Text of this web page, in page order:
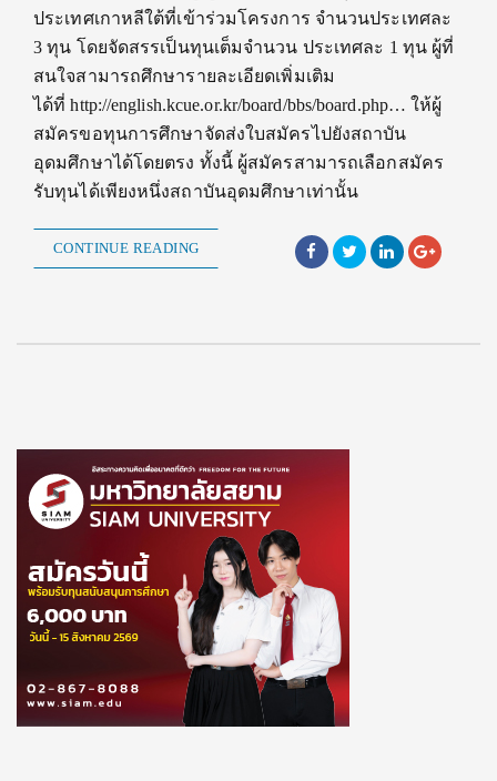
ประเทศเกาหลีใต้ที่เข้าร่วมโครงการ จำนวนประเทศละ
3 ทุน โดยจัดสรรเป็นทุนเต็มจำนวน ประเทศละ 1 ทุน ผู้ที่
สนใจสามารถศึกษารายละเอียดเพิ่มเติม
ได้ที่ http://english.kcue.or.kr/board/bbs/board.php… ให้ผู้
สมัครขอทุนการศึกษาจัดส่งใบสมัครไปยังสถาบัน
อุดมศึกษาได้โดยตรง ทั้งนี้ ผู้สมัครสามารถเลือกสมัคร
รับทุนได้เพียงหนึ่งสถาบันอุดมศึกษาเท่านั้น
CONTINUE READING